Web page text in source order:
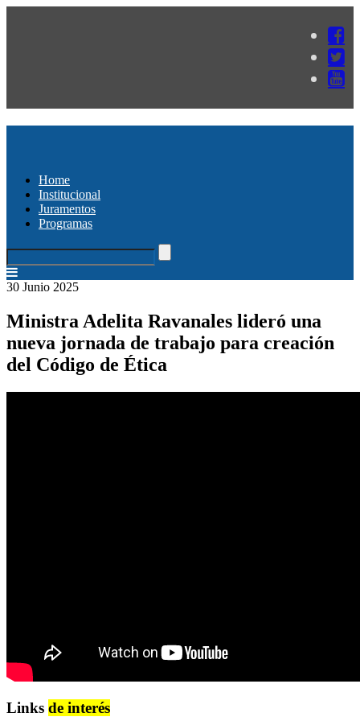
Home
Institucional
Juramentos
Programas
30 Junio 2025
Ministra Adelita Ravanales lideró una
nueva jornada de trabajo para creación
del Código de Ética
Links de interés